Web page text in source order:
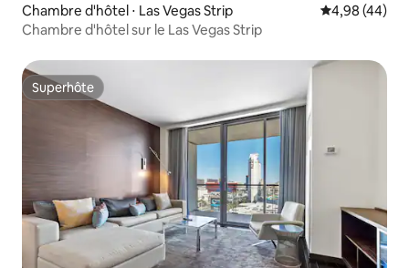
Chambre d'hôtel ⋅ Las Vegas Strip Évaluation
4,98 (44)
Chambre d'hôtel sur le Las Vegas Strip
Superhôte
Superhôte